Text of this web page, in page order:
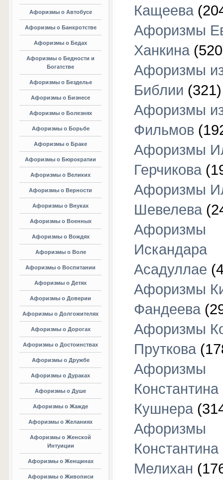
Афоризмы о Автобусе
Афоризмы о Банкротстве
Афоризмы о Бедах
Афоризмы о Бедности и
Богатстве
Афоризмы о Безделье
Афоризмы о Бизнесе
Афоризмы о Болезнях
Афоризмы о Борьбе
Афоризмы о Браке
Афоризмы о Бюрократии
Афоризмы о Великих
Афоризмы о Верности
Афоризмы о Внуках
Афоризмы о Военных
Афоризмы о Вождях
Афоризмы о Воле
Афоризмы о Воспитании
Афоризмы о Детях
Афоризмы о Доверии
Афоризмы о Долгожителях
Афоризмы о Дорогах
Афоризмы о Достоинствах
Афоризмы о Дружбе
Афоризмы о Дураках
Афоризмы о Душе
Афоризмы о Жажде
Афоризмы о Желаниях
Афоризмы о Женской
Интуиции
Афоризмы о Женщинах
Афоризмы о Живописи
Кащеева
Афоризмы
Ханкина
Афоризмы
Библии (321)
Афоризмы
Фильмов
Афоризмы
Герчикова
Афоризмы
Шевелева
Афоризмы
Искандара
Асадуллае
Афоризмы
Фандеева
Афоризмы
Пруткова
Афоризмы
Константина
Кушнера
Афоризмы
Константина
Мелихан